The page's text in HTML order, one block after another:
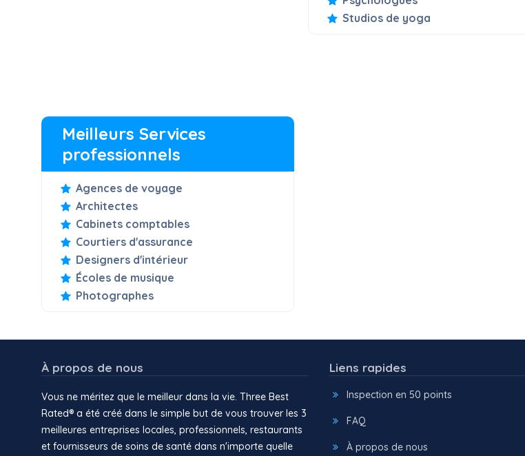
Studios de yoga
Meilleurs Services
professionnels
Agences de voyage
Architectes
Cabinets comptables
Courtiers d'assurance
Designers d'intérieur
Écoles de musique
Photographes
À propos de nous
Vous ne méritez que le meilleur dans la vie. Three Best
Rated® a été créé dans le simple but de vous trouver les 3
meilleures entreprises locales, professionnels, restaurants
et fournisseurs de soins de santé dans n'importe quelle
Liens rapides
Inspection en 50 points
FAQ
À propos de nous